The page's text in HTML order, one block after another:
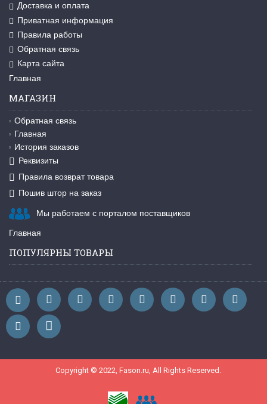
Доставка и оплата
Приватная информация
Правила работы
Обратная связь
Карта сайта
Главная
МАГАЗИН
Обратная связь
Главная
История заказов
Реквизиты
Правила возврат товара
Пошив штор на заказ
Мы работаем с порталом поставщиков
Главная
ПОПУЛЯРНЫ ТОВАРЫ
Copyright © 2022, Fason.ru, All Rights Reserved.